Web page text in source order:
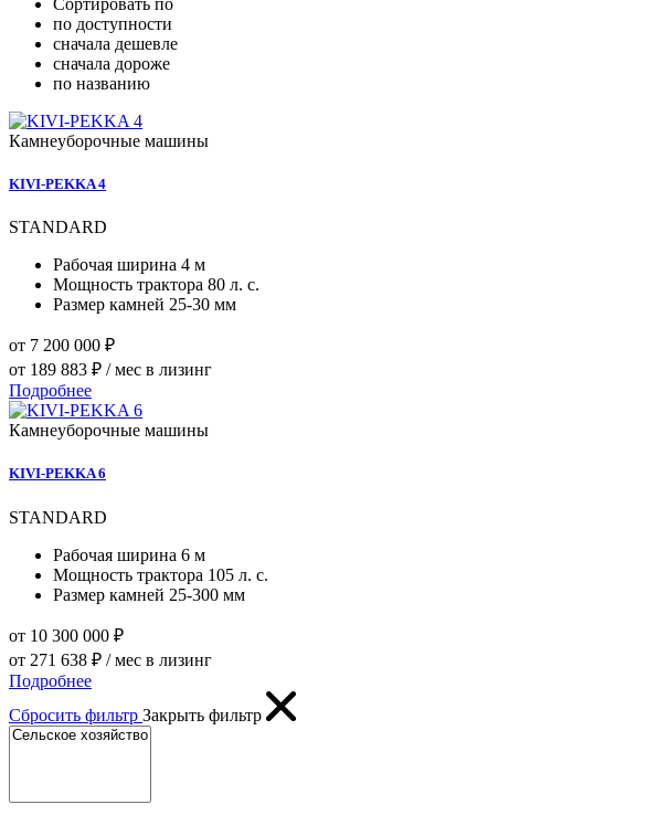
по доступности
сначала дешевле
сначала дороже
по названию
Камнеуборочные машины
KIVI-PEKKA 4
STANDARD
Рабочая ширина 4 м
Мощность трактора 80 л. с.
Размер камней 25-30 мм
от 7 200 000 ₽
от 189 883 ₽ / мес в лизинг
Подробнее
Камнеуборочные машины
KIVI-PEKKA 6
STANDARD
Рабочая ширина 6 м
Мощность трактора 105 л. с.
Размер камней 25-300 мм
от 10 300 000 ₽
от 271 638 ₽ / мес в лизинг
Подробнее
Сбросить фильтр Закрыть фильтр